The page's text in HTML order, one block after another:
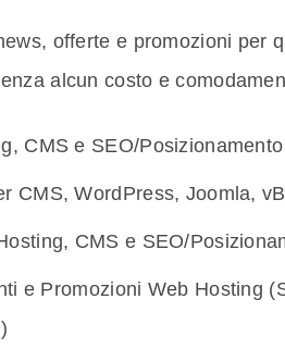
offerte e promozioni per
alcun costo e
CMS e SEO/
CMS, WordPress, Joomla,
CMS e SEO/
e Promozioni Web Hosting